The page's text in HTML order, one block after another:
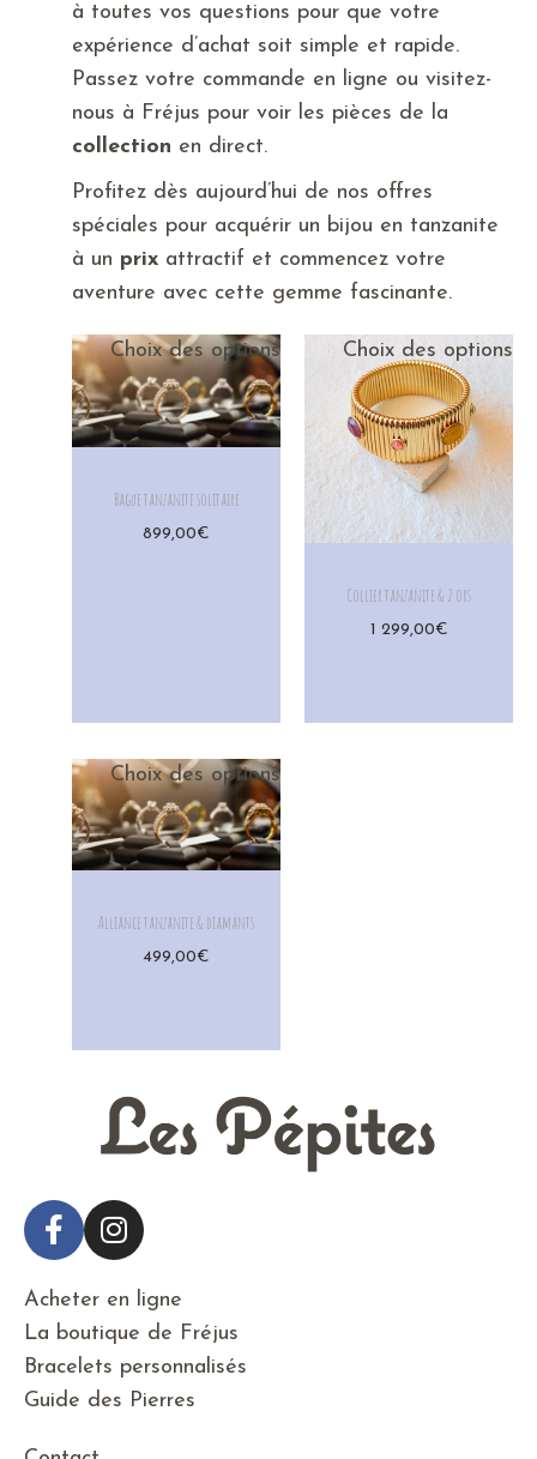
à toutes vos questions pour que votre
expérience d’achat soit simple et rapide.
Passez votre commande en ligne ou visitez-
nous à Fréjus pour voir les pièces de la
collection en direct.
Profitez dès aujourd’hui de nos offres
spéciales pour acquérir un bijou en tanzanite
à un prix attractif et commencez votre
aventure avec cette gemme fascinante.
Choix des options
Bague tanzanite solitaire
899,00€
Choix des options
Collier tanzanite & 2 ors
1 299,00€
Choix des options
Alliance tanzanite & diamants
499,00€
Acheter en ligne
La boutique de Fréjus
Bracelets personnalisés
Guide des Pierres